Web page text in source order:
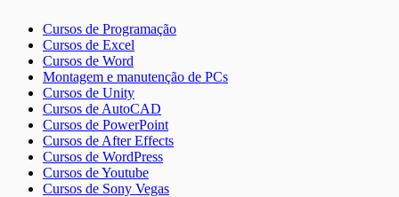
Cursos de Programação
Cursos de Excel
Cursos de Word
Montagem e manutenção de PCs
Cursos de Unity
Cursos de AutoCAD
Cursos de PowerPoint
Cursos de After Effects
Cursos de WordPress
Cursos de Youtube
Cursos de Sony Vegas